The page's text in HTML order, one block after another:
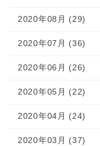
2020年08月 (29)
2020年07月 (36)
2020年06月 (26)
2020年05月 (22)
2020年04月 (24)
2020年03月 (37)